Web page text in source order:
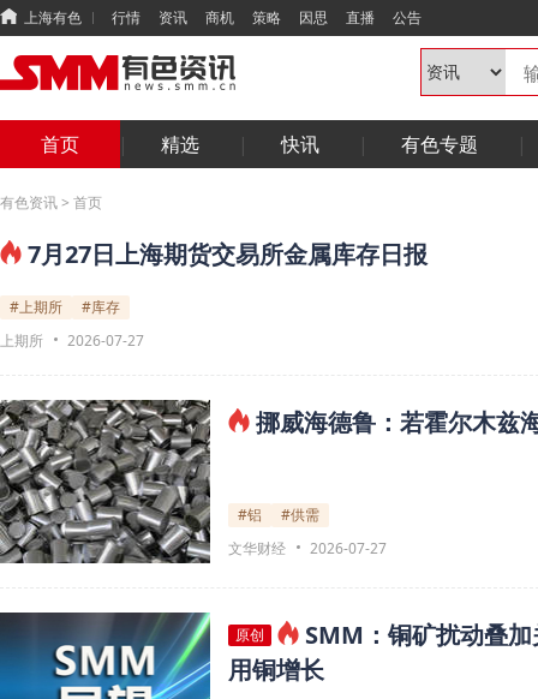
上海有色 行情 资讯 商机 策略 因思 直播 公告
首页 精选 快讯 有色专题
有色资讯> 首页
7月27日上海期货交易所金属库存日报
#上期所
#库存
上期所
2026-07-27
挪威海德鲁：若霍尔木兹
#铝
#供需
文华财经
2026-07-27
原创
SMM：铜矿扰动叠
用铜增长